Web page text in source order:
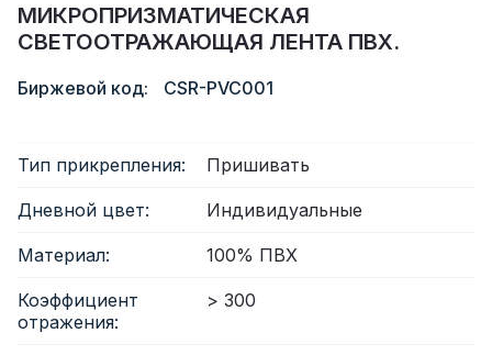
МИКРОПРИЗМАТИЧЕСКАЯ
СВЕТООТРАЖАЮЩАЯ ЛЕНТА ПВХ.
Биржевой код: CSR-PVC001
Тип прикрепления: Пришивать
Дневной цвет: Индивидуальные
Материал: 100% ПВХ
Коэффициент
отражения:
> 300